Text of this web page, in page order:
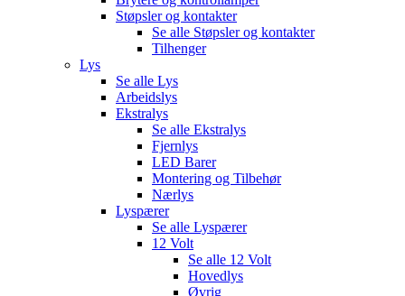
Støpsler og kontakter
Se alle Støpsler og kontakter
Tilhenger
Lys
Se alle Lys
Arbeidslys
Ekstralys
Se alle Ekstralys
Fjernlys
LED Barer
Montering og Tilbehør
Nærlys
Lyspærer
Se alle Lyspærer
12 Volt
Se alle 12 Volt
Hovedlys
Øvrig